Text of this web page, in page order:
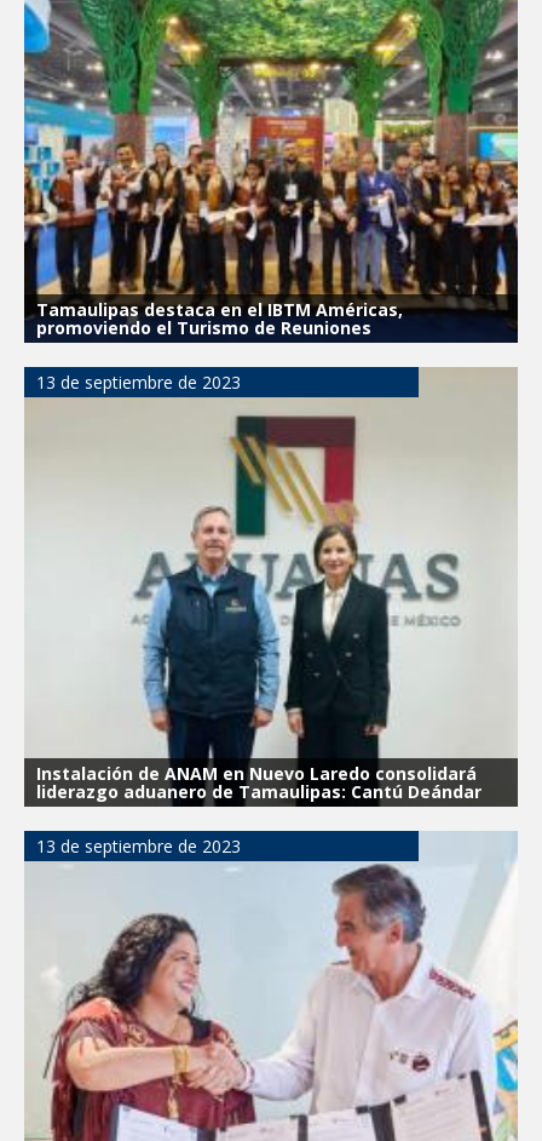
Impulsa STPS ferias del empleo para
jóvenes en tres regiones de Tamaulipas
Felicitó Carlos Peña Ortiz a más de 390
egresados de la Universidad Tecnológica
de Tamaulipas Norte
GOBIERNO DE CARMEN LILIA
CANTUROSAS INVIERTE EN
INFRAESTRUCTURA HÍDRICA PARA
GARANTIZAR UN MEJOR SERVICIO DE
AGUA POTABLE
Facilita DIF Tamaulipas trámite de
credencial y placas de circulación para
personas con discapacidad
CARMEN LILIA CANTUROSAS
CONSOLIDA A NUEVO LAREDO COMO
REFERENTE DE ENERGÍA LIMPIA EN
TAMAULIPAS
Destacó Alcalde Carlos Peña Ortiz
respuesta inmediata de servicios
municipales ante tormenta
La UAT, Gobierno del Estado y
ganaderos consolidan proyecto “Carne
Tam
GOBIERNO MUNICIPAL INVITA A
CAMPAÑA DE TAMIZAJE AUDITIVO
GRATUITO PARA RECIÉN NACIDOS EN
CLÍNICA UNE NUEVA ERA
Entregó Carlos Peña Ortiz apoyos de
"Mamá Luchona", acompañado por la
Senadora Maki Esther Ortiz Domínguez
Intensificó Municipio programa de
bacheo en cuatro colonias de Reynosa
Respalda la SET acuerdos de la
CONAEDU sobre redes sociales y
escuelas militarizadas
Tamaulipas destaca en el IBTM Américas,
promoviendo el Turismo de Reuniones
13 de septiembre de 2023
Instalación de ANAM en Nuevo Laredo consolidará
liderazgo aduanero de Tamaulipas: Cantú Deándar
13 de septiembre de 2023